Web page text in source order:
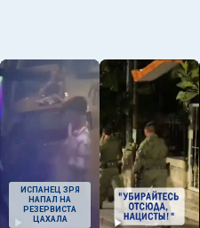
ИСПАНЕЦ ЗРЯ
НАПАЛ НА
РЕЗЕРВИСТА
ЦАХАЛА